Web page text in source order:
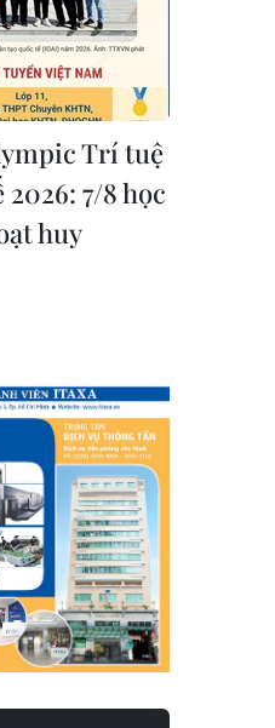
Trí tuệ
7/8 học
huy